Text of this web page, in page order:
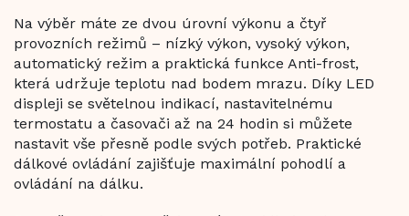
Na výběr máte ze dvou úrovní výkonu a čtyř
provozních režimů – nízký výkon, vysoký výkon,
automatický režim a praktická funkce Anti-frost,
která udržuje teplotu nad bodem mrazu. Díky LED
displeji se světelnou indikací, nastavitelnému
termostatu a časovači až na 24 hodin si můžete
nastavit vše přesně podle svých potřeb. Praktické
dálkové ovládání zajišťuje maximální pohodlí a
ovládání na dálku.